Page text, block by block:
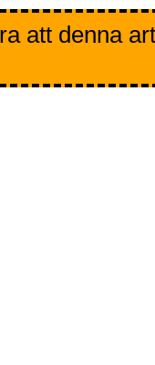
att denna